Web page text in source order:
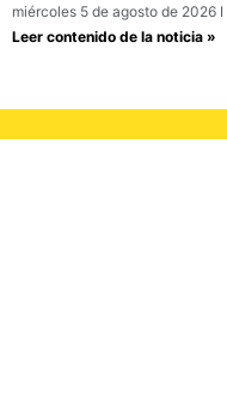
miércoles 5 de agosto de 2026
Leer contenido de la noticia »